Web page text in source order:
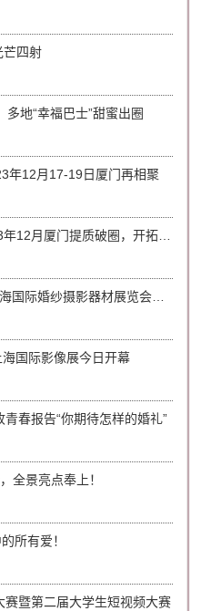
芒四射
地“幸福巴士”甜蜜出圈
年12月17-19日厦门再相聚
一"鹭"同行，共筑未来 | 2023年12月厦门提质破圈，开拓新局！
【圆满收官】第39届中国·上海国际婚纱摄影器材展览会顺利闭幕
海国际影像展今日开幕
春报告“你期待怎样的婚礼”
全景亮点奉上！
所有爱！
暨第二届大学生短视频大赛